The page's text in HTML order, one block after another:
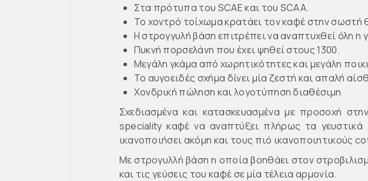
Στα πρότυπα του SCAE και του SCAA.
Το χοντρό τοίχωμα κρατάει τον καφέ στην σωστή
Η στρογγυλή βάση επιτρέπει να αναπτυχθεί όλη η
Πυκνή πορσελάνη που έχει ψηθεί στους 1300.
Μεγάλη γκάμα από χωρητικότητες και μεγάλη
Το αυγοειδές σχήμα δίνει μία ζεστή και απαλή
Χονδρική πώληση και λογοτύπηση διαθέσιμη
Σχεδιασμένα και κατασκευασμένα με προσοχή
speciality καφέ να αναπτύξει πλήρως τα
ικανοποιήσει ακόμη και τους πιό ικανοποιητικούς
Με στρογυλλή βάση η οποία βοηθάει στον
και τις γεύσεις του καφέ σε μία τέλεια αρμονία.